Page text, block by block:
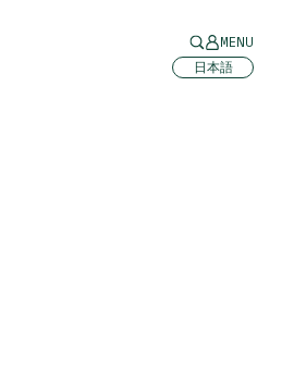
MENU
日本語